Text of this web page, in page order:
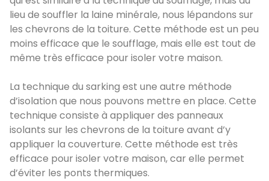
lieu de souffler la laine minérale, nous lépandons sur
les chevrons de la toiture. Cette méthode est un peu
moins efficace que le soufflage, mais elle est tout de
même très efficace pour isoler votre maison.
La technique du sarking est une autre méthode
d’isolation que nous pouvons mettre en place. Cette
technique consiste à appliquer des panneaux
isolants sur les chevrons de la toiture avant d’y
appliquer la couverture. Cette méthode est très
efficace pour isoler votre maison, car elle permet
d’éviter les ponts thermiques.